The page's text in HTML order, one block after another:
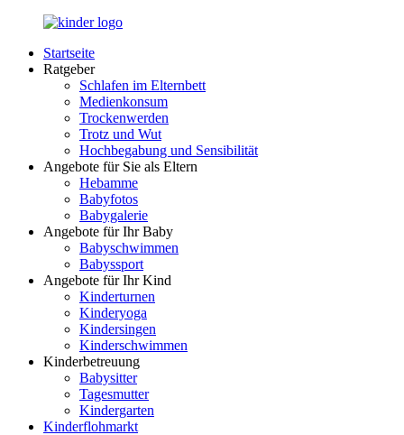
Zurück
Inhalt
LuckyKids.de
Das
Nachwuchs
Startseite
Ratgeber
Schlafen im Elternbett
Medienkonsum
Trockenwerden
Trotz und Wut
Hochbegabung und Sensibilität
Angebote für Sie als Eltern
Hebamme
Babyfotos
Babygalerie
Angebote für Ihr Baby
Babyschwimmen
Babyssport
Angebote für Ihr Kind
Kinderturnen
Kinderyoga
Kindersingen
Kinderschwimmen
Kinderbetreuung
Babysitter
Tagesmutter
Kindergarten
Kinderflohmarkt